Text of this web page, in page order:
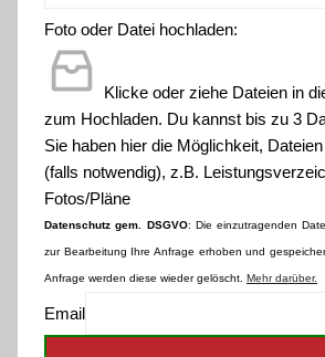
Foto oder Datei hochladen:
Klicke oder ziehe Dateien in
zum Hochladen. Du kannst bis zu 3
Sie haben hier die Möglichkeit,
(falls notwendig), z.B.
Fotos/Pläne
Datenschutz gem. DSGVO: Die einzutragenden
zur Bearbeitung Ihre Anfrage erhoben und
Anfrage werden diese wieder gelöscht. Mehr darüber.
Email